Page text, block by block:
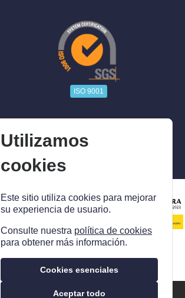
ISO 9001
Política De Privacidad Política De Cookies
Utilizamos
cookies
Este sitio utiliza cookies para mejorar
su experiencia de usuario.
Consulte nuestra política de cookies
para obtener más información.
Cookies esenciales
Aceptar todo